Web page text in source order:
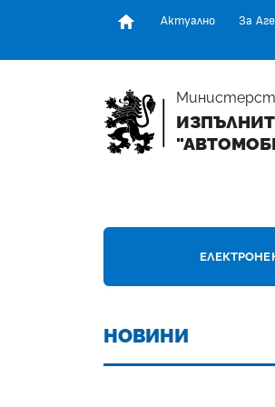
Актуално За
НОВИНИ